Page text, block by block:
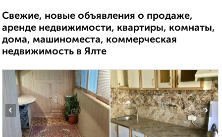
Свежие, новые объявления о продаже,
аренде недвижимости, квартиры, комнаты,
дома, машиноместа, коммерческая
недвижимость в Ялте
‹ ›